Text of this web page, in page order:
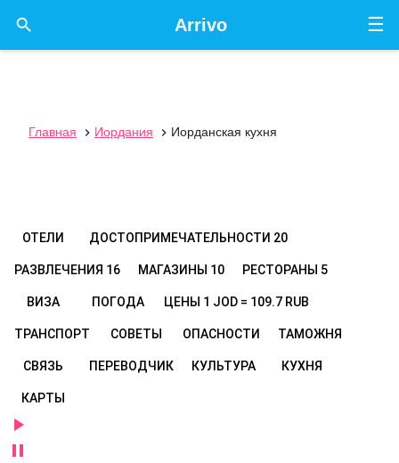
☰
Arrivo

Главная  Иордания  Иорданская кухня
ОТЕЛИ ДОСТОПРИМЕЧАТЕЛЬНОСТИ 20
РАЗВЛЕЧЕНИЯ 16 МАГАЗИНЫ 10 РЕСТОРАНЫ 5
ВИЗА ПОГОДА ЦЕНЫ 1 JOD = 109.7 RUB
ТРАНСПОРТ СОВЕТЫ ОПАСНОСТИ ТАМОЖНЯ
СВЯЗЬ ПЕРЕВОДЧИК КУЛЬТУРА КУХНЯ
КАРТЫ

